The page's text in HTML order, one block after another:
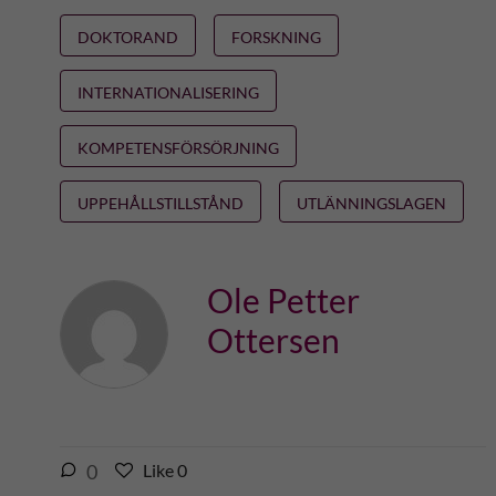
DOKTORAND FORSKNING
INTERNATIONALISERING
KOMPETENSFÖRSÖRJNING
UPPEHÅLLSTILLSTÅND UTLÄNNINGSLAGEN
Ole Petter
Ottersen
0
LLike0l